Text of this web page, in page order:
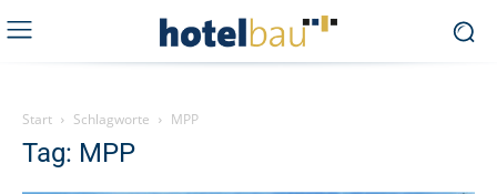
Start Schlagworte MPP
Tag: MPP